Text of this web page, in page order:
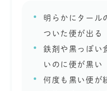
明らかにタール
ついた便が出る
鉄剤や黒っぽい
いのに便が黒い
何度も黒い便が